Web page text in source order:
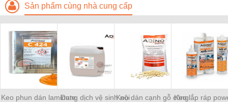
Sản phẩm cùng nhà cung cấp
Keo phun dán laminateDung dịch vệ sinh nộiKeo dán cạnh gỗ côngKeo lắp ráp